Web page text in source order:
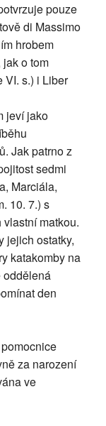
pouze
di Massimo
hrobem
o tom
VI. s.) i Liber
jeví jako
Jak patrno z
sedmi
Marciála,
10. 7.) s
matkou.
jejich ostatky,
katakomby na
oddělená
den
za narození
ve